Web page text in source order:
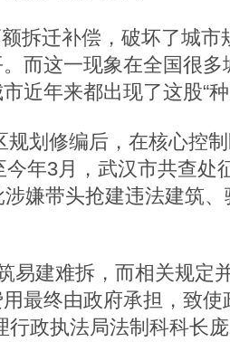
额拆迁补偿，破坏了城
而这一现象在全国很
近年来都出现了这股“
规划修编后，在核心控
今年3月，武汉市共查处
嫌带头抢建违法建筑
易建难拆，而相关规定
最终由政府承担，致
行政执法局法制科科长